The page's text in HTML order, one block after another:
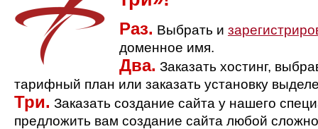
Раз. Выбрать и
доменное имя.
Два. Заказать хостинг,
тарифный план или заказать установку
Три. Заказать создание сайта у нашего
предложить вам создание сайта любой